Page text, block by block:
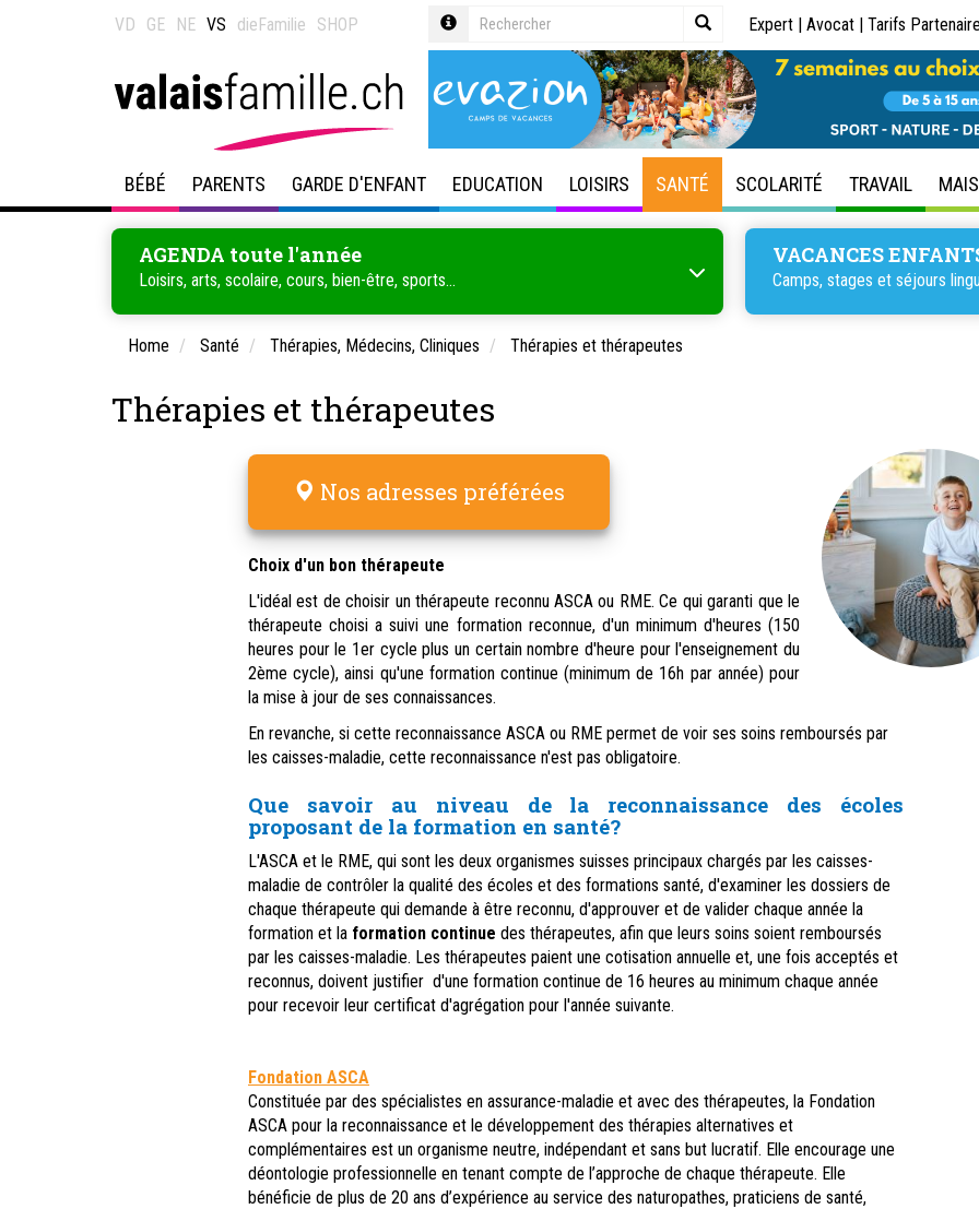
VD GE NE VS dieFamilie SHOP Expert | Avocat | Tarifs
BÉBÉ PARENTS GARDE D'ENFANT EDUCATION LOISIRS SANTÉ SCOLARITÉ TRAVAIL
AGENDA toute l'année
Loisirs, arts, scolaire, cours, bien-être, sports...
VACANCES
Camps, stages et séjours
Home Santé Thérapies, Médecins, Cliniques Thérapies et thérapeutes
Thérapies et thérapeutes
Nos adresses préférées
Choix d'un bon thérapeute
L'idéal est de choisir un thérapeute reconnu ASCA ou RME. Ce qui garanti que le
thérapeute choisi a suivi une formation reconnue, d'un minimum d'heures (150
heures pour le 1er cycle plus un certain nombre d'heure pour l'enseignement du
2ème cycle), ainsi qu'une formation continue (minimum de 16h par année) pour
la mise à jour de ses connaissances.
En revanche, si cette reconnaissance ASCA ou RME permet de voir ses soins remboursés par
les caisses-maladie, cette reconnaissance n'est pas obligatoire.
Que savoir au niveau de la reconnaissance des écoles
proposant de la formation en santé?
L'ASCA et le RME, qui sont les deux organismes suisses principaux chargés par les caisses-
maladie de contrôler la qualité des écoles et des formations santé, d'examiner les dossiers de
chaque thérapeute qui demande à être reconnu, d'approuver et de valider chaque année la
formation et la formation continue des thérapeutes, afin que leurs soins soient remboursés
par les caisses-maladie. Les thérapeutes paient une cotisation annuelle et, une fois acceptés et
reconnus, doivent justifier d'une formation continue de 16 heures au minimum chaque année
pour recevoir leur certificat d'agrégation pour l'année suivante.
Fondation ASCA
Constituée par des spécialistes en assurance-maladie et avec des thérapeutes, la Fondation
ASCA pour la reconnaissance et le développement des thérapies alternatives et
complémentaires est un organisme neutre, indépendant et sans but lucratif. Elle encourage une
déontologie professionnelle en tenant compte de l’approche de chaque thérapeute. Elle
bénéficie de plus de 20 ans d’expérience au service des naturopathes, praticiens de santé,